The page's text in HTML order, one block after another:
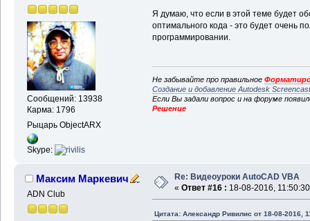
Сообщений: 13938
Карма: 1796
Рыцарь ObjectARX
Skype:
Я думаю, что если в этой теме будет
оптимального кода - это будет очень
программировании.
Не забывайте про правильное
Создание и добавление Autodesk
Если Вы задали вопрос и на форуме
Решение
Максим Маркевич
ADN Club
Re: Видеоуроки AutoCAD VBA
« Ответ #16 : 18-08-2016,
Цитата: Александр Ривилис от 18-08-2016,